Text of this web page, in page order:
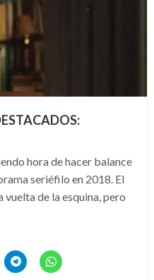
hora de hacer balance
seriéfilo en 2018. El
vuelta de la esquina, pero